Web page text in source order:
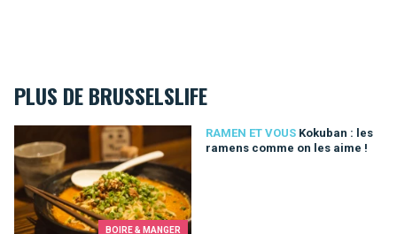
PLUS DE BRUSSELSLIFE
BOIRE & MANGER
RAMEN ET VOUS Kokuban : les
ramens comme on les aime !
Kokuban : les ramens comme on les aime !